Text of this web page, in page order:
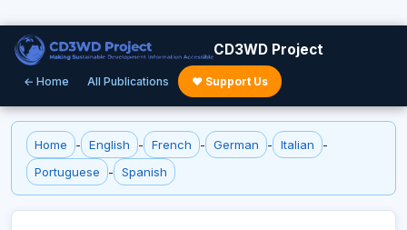
CD3WD Project
← Home All Publications ♥ Support Us
Home - English - French - German - Italian
-
Portuguese
- Spanish